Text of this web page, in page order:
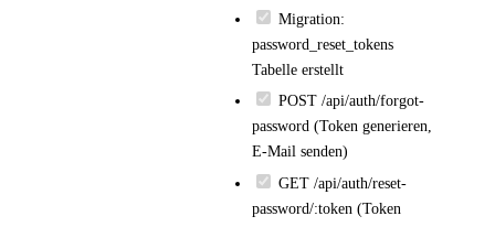
Migration:
password_reset_tokens
Tabelle erstellt
POST /api/auth/forgot-
password (Token generieren,
E-Mail senden)
GET /api/auth/reset-
password/:token (Token